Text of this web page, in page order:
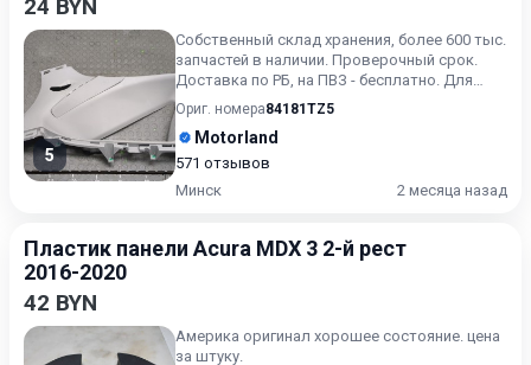
24 BYN
5
Собственный склад хранения, более 600 тыс.
запчастей в наличии. Проверочный срок.
Доставка по РБ, на ПВЗ - бесплатно. Для
получения актуальн...
Ориг. номера84181TZ5
Motorland
571 отзывов
Минск
2 месяца назад
Пластик панели Acura MDX 3 2-й рест
2016-2020
42 BYN
Америка оригинал хорошее состояние. цена
за штуку.